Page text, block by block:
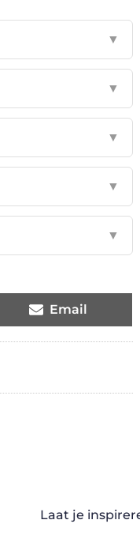
▼
▼
▼
▼
▼
Email
Laat je